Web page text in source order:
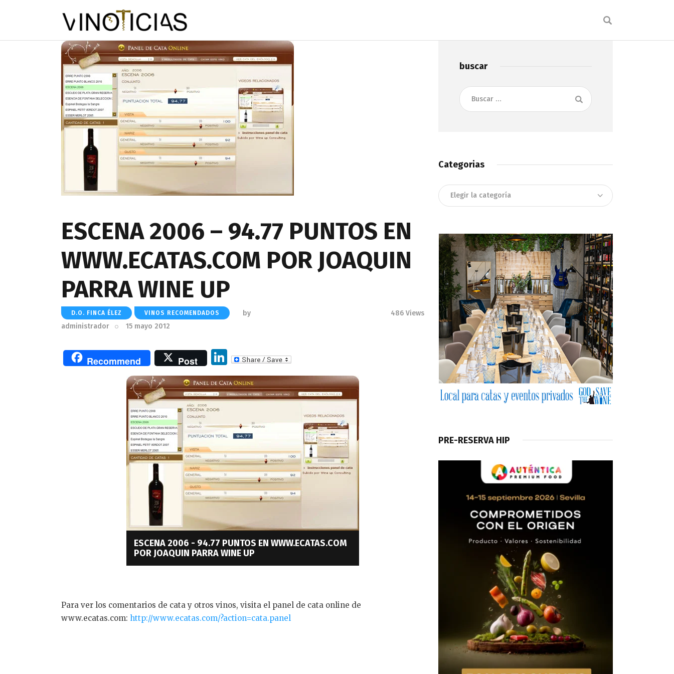
ESCENA 2006 – 94.77 PUNTOS EN
WWW.ECATAS.COM POR JOAQUIN
PARRA WINE UP
D.O. FINCA ÉLEZ VINOS RECOMENDADOS
by
administrador
15 mayo 2012
486 Views
Recommend Post
Li
n
k
e
dI
n
ESCENA 2006 - 94.77 PUNTOS EN WWW.ECATAS.COM
POR JOAQUIN PARRA WINE UP
Para ver los comentarios de cata y otros vinos, visita el panel de cata online de
www.ecatas.com: http://www.ecatas.com/?action=cata.panel
buscar
Buscar:
Categorias
Categorias
PRE-RESERVA HIP